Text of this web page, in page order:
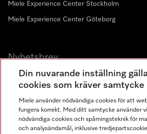
Miele Experience Center Stockholm
Miele Experience Center Göteborg
Nyhetsbrev
Gå med i vår gemenskap
Din nuvarande inställning
cookies som kräver samtycke
Miele använder nödvändiga cookies för att
fungera korrekt. Med ditt samtycke använder
nödvändiga cookies och spårningsteknik för
och analysändamål, inklusive